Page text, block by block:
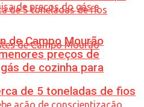
de 5 toneladas de fios
de Campo Mourão
preços de
de cozinha para